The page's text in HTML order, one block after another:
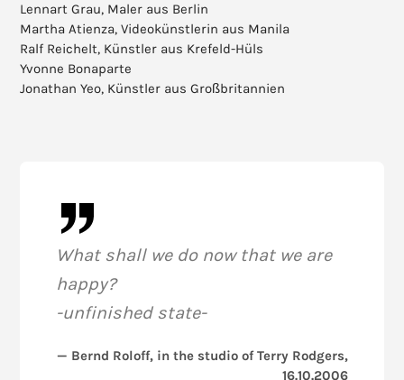
Lennart Grau, Maler aus Berlin
Martha Atienza, Videokünstlerin aus Manila
Ralf Reichelt, Künstler aus Krefeld-Hüls
Yvonne Bonaparte
Jonathan Yeo, Künstler aus Großbritannien
What shall we do now that we are
happy?
-unfinished state-
— Bernd Roloff, in the studio of Terry Rodgers,
16.10.2006